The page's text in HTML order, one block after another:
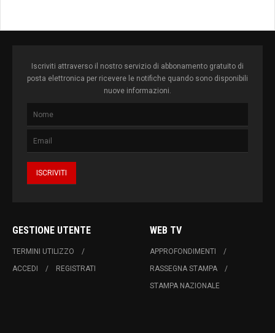
Iscriviti attraverso il nostro servizio di abbonamento gratuito di
posta elettronica per ricevere le notifiche quando sono disponibili
nuove informazioni.
GESTIONE UTENTE
TERMINI UTILIZZO
ACCEDI
REGISTRATI
WEB TV
APPROFONDIMENTI
RASSEGNA STAMPA
STAMPA NAZIONALE